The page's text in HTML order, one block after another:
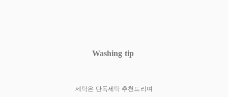
Washing tip
세탁은 단독세탁 추천드리며